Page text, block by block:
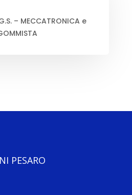
– MECCATRONICA e
PESARO